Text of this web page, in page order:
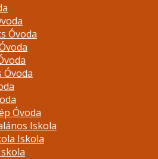
Óvoda
Óvoda
Óvoda
Iskola
Iskola